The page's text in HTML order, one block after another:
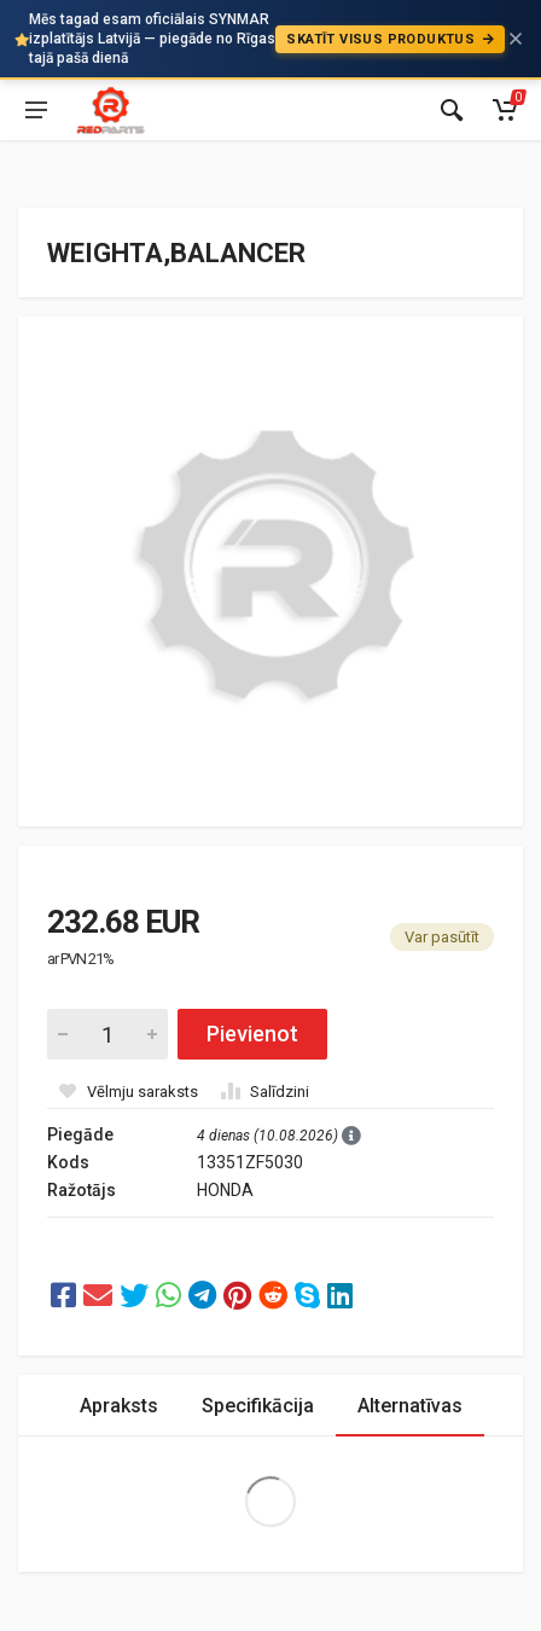
Mēs tagad esam oficiālais SYNMAR
izplatītājs Latvijā — piegāde no Rīgas
tajā pašā dienā
SKATĪT VISUS PRODUKTUS
Auto
0
WEIGHTA,BALANCER
232.68 EUR
ar PVN 21%
Var pasūtīt
Pievienot
Vēlmju saraksts Salīdzini
Piegāde 4 dienas (10.08.2026)
Kods
13351ZF5030
Ražotājs
HONDA
Apraksts Specifikācija Alternatīvas
Extra Large